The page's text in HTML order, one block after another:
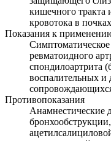
кишечного тракта
кровотока в
Показания к
Симптоматическое
ревматоидного
спондилоартрита
воспалительных и
Противопоказания
Анамнестические